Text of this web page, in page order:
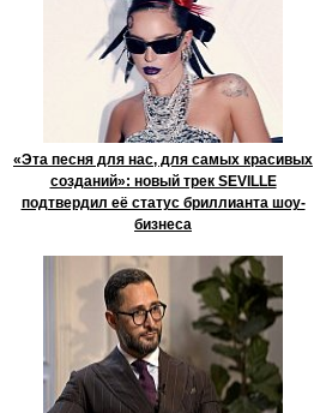
«Эта песня для нас, для самых красивых
созданий»: новый трек SEVILLE
подтвердил её статус бриллианта шоу-
бизнеса